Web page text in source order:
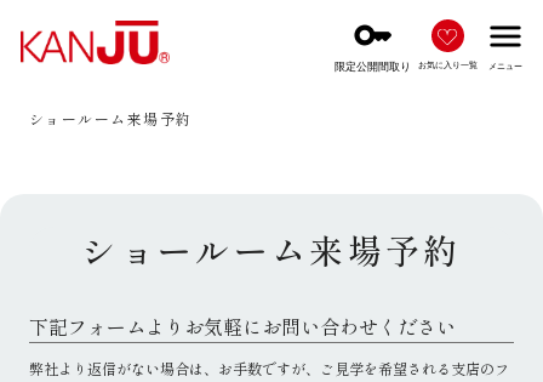
key
限定公開間取り お気に入り一覧
menu
メニュー
ショールーム来場予約
ショールーム来場予約
下記フォームよりお気軽にお問い合わせください
弊社より返信がない場合は、お手数ですが、ご見学を希望される支店のフ